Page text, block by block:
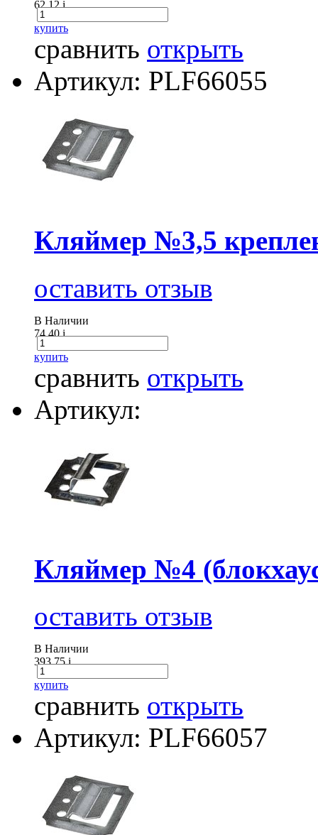
62.12i
купить
сравнить открыть
Артикул: PLF66055
Кляймер №3,5
оставить отзыв
В Наличии
74.40i
купить
сравнить открыть
Артикул:
Кляймер №4
оставить отзыв
В Наличии
393.75i
купить
сравнить открыть
Артикул: PLF66057